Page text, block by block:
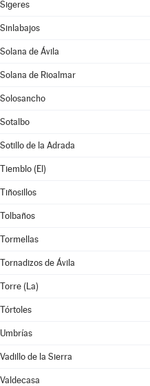
Sigeres
Sinlabajos
Solana de Ávila
Solana de Rioalmar
Solosancho
Sotalbo
Sotillo de la Adrada
Tiemblo (El)
Tiñosillos
Tolbaños
Tormellas
Tornadizos de Ávila
Torre (La)
Tórtoles
Umbrías
Vadillo de la Sierra
Valdecasa